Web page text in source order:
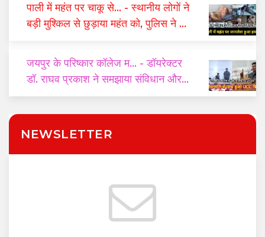
पाली में महंत पर चाकू से... - स्थानीय लोगों ने
बड़ी मुश्किल से छुड़ाया महंत को, पुलिस ने दो
जयपुर के परिष्कार कॉलेज म... - डॉयरेक्टर
डॉ. राघव प्रकाश ने समझाया संविधान और
यूसीसी का महत्व
NEWSLETTER